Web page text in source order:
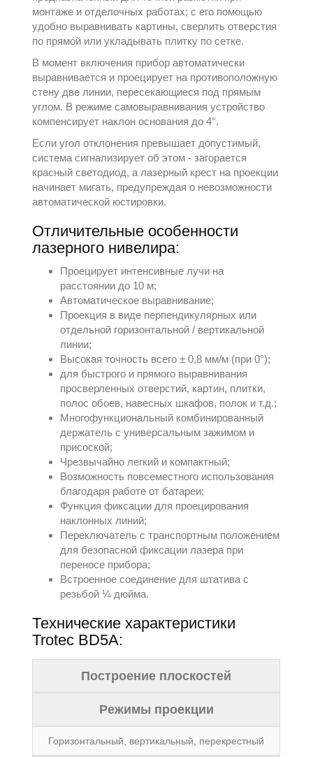
монтаже и отделочных работах; с его помощью
удобно выравнивать картины, сверлить отверстия
по прямой или укладывать плитку по сетке.
В момент включения прибор автоматически
выравнивается и проецирует на противоположную
стену две линии, пересекающиеся под прямым
углом. В режиме самовыравнивания устройство
компенсирует наклон основания до 4°.
Если угол отклонения превышает допустимый,
система сигнализирует об этом - загорается
красный светодиод, а лазерный крест на проекции
начинает мигать, предупреждая о невозможности
автоматической юстировки.
Отличительные особенности
лазерного нивелира:
Проецирует интенсивные лучи на
расстоянии до 10 м;
Автоматическое выравнивание;
Проекция в виде перпендикулярных или
отдельной горизонтальной / вертикальной
линии;
Высокая точность всего ± 0,8 мм/м (при 0°);
для быстрого и прямого выравнивания
просверленных отверстий, картин, плитки,
полос обоев, навесных шкафов, полок и т.д.;
Многофункциональный комбинированный
держатель с универсальным зажимом и
присоской;
Чрезвычайно легкий и компактный;
Возможность повсеместного использования
благодаря работе от батареи;
Функция фиксации для проецирования
наклонных линий;
Переключатель с транспортным положением
для безопасной фиксации лазера при
переносе прибора;
Встроенное соединение для штатива с
резьбой ¼ дюйма.
Технические характеристики
Trotec BD5A:
Построение плоскостей
Режимы проекции
Горизонтальный, вертикальный, перекрестный